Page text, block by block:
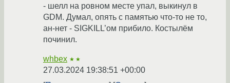
- шелл на ровном месте упал, выкинул в
GDM. Думал, опять с памятью что-то не то,
ан-нет - SIGKILL’ом прибило. Костылём
починил.
whbex ★★
27.03.2024 19:38:51 +00:00